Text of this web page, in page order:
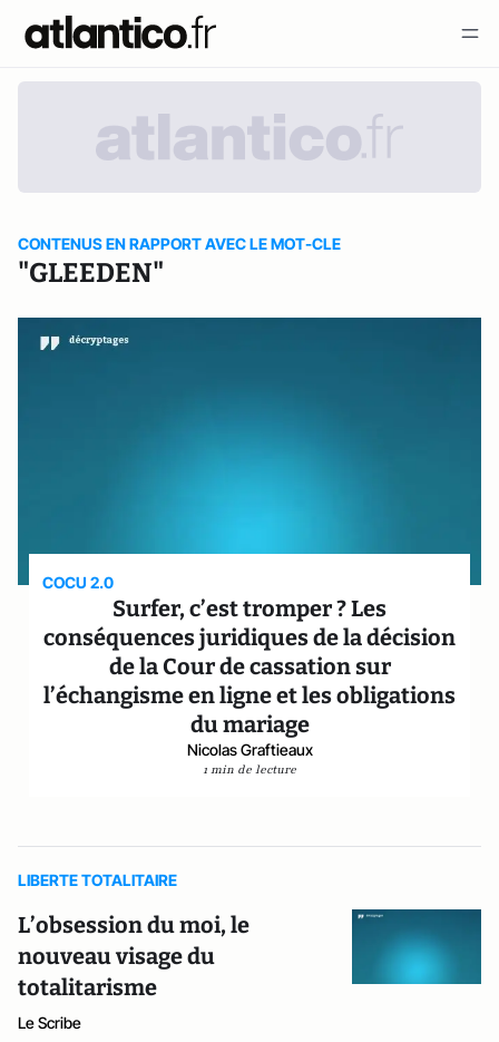
CONTENUS EN RAPPORT AVEC LE MOT-CLE
"GLEEDEN"
COCU 2.0
Surfer, c’est tromper ? Les
conséquences juridiques de la décision
de la Cour de cassation sur
l’échangisme en ligne et les obligations
du mariage
Nicolas Graftieaux
1 min de lecture
LIBERTE TOTALITAIRE
L’obsession du moi, le
nouveau visage du
totalitarisme
Le Scribe